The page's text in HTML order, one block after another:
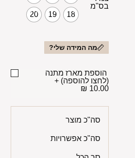
בס"מ
18
19
20
מה המידה שלי?
הוספת מארז מתנה
(לחצו להוספה) +
10.00 ₪
סה"כ מוצר
סה"כ אפשרויות